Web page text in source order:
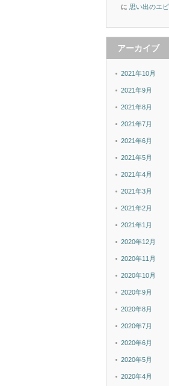
に 思い出のエ
アーカイブ
2021年10月
2021年9月
2021年8月
2021年7月
2021年6月
2021年5月
2021年4月
2021年3月
2021年2月
2021年1月
2020年12月
2020年11月
2020年10月
2020年9月
2020年8月
2020年7月
2020年6月
2020年5月
2020年4月